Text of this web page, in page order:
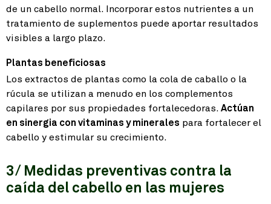
de un cabello normal. Incorporar estos nutrientes a un
tratamiento de suplementos puede aportar resultados
visibles a largo plazo.
Plantas beneficiosas
Los extractos de plantas como la cola de caballo o la
rúcula se utilizan a menudo en los complementos
capilares por sus propiedades fortalecedoras. Actúan
en sinergia con vitaminas y minerales para fortalecer el
cabello y estimular su crecimiento.
3/ Medidas preventivas contra la
caída del cabello en las mujeres